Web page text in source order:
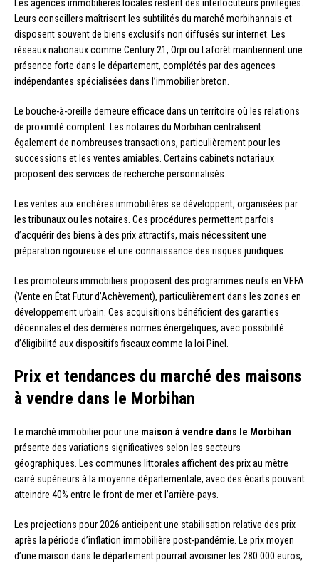
Les agences immobilières locales restent des interlocuteurs privilégiés.
Leurs conseillers maîtrisent les subtilités du marché morbihannais et
disposent souvent de biens exclusifs non diffusés sur internet. Les
réseaux nationaux comme Century 21, Orpi ou Laforêt maintiennent une
présence forte dans le département, complétés par des agences
indépendantes spécialisées dans l’immobilier breton.
Le bouche-à-oreille demeure efficace dans un territoire où les relations
de proximité comptent. Les notaires du Morbihan centralisent
également de nombreuses transactions, particulièrement pour les
successions et les ventes amiables. Certains cabinets notariaux
proposent des services de recherche personnalisés.
Les ventes aux enchères immobilières se développent, organisées par
les tribunaux ou les notaires. Ces procédures permettent parfois
d’acquérir des biens à des prix attractifs, mais nécessitent une
préparation rigoureuse et une connaissance des risques juridiques.
Les promoteurs immobiliers proposent des programmes neufs en VEFA
(Vente en État Futur d’Achèvement), particulièrement dans les zones en
développement urbain. Ces acquisitions bénéficient des garanties
décennales et des dernières normes énergétiques, avec possibilité
d’éligibilité aux dispositifs fiscaux comme la loi Pinel.
Prix et tendances du marché des maisons
à vendre dans le Morbihan
Le marché immobilier pour une maison à vendre dans le Morbihan
présente des variations significatives selon les secteurs
géographiques. Les communes littorales affichent des prix au mètre
carré supérieurs à la moyenne départementale, avec des écarts pouvant
atteindre 40% entre le front de mer et l’arrière-pays.
Les projections pour 2026 anticipent une stabilisation relative des prix
après la période d’inflation immobilière post-pandémie. Le prix moyen
d’une maison dans le département pourrait avoisiner les 280 000 euros,